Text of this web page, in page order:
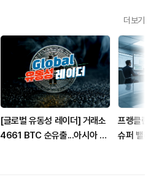
더보기
[글로벌 유동성 레이더] 거래소
4661 BTC 순유출...아시아 거
프랭클
슈퍼 밸